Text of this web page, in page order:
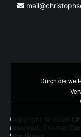
Copyright © 2026
reserved. Theme:
Durch die